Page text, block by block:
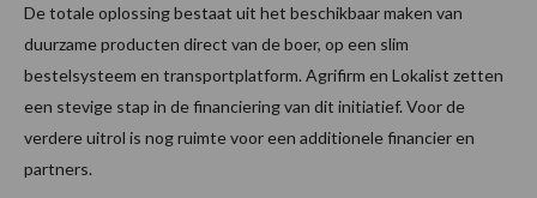
De totale oplossing bestaat uit het beschikbaar maken van
duurzame producten direct van de boer, op een slim
bestelsysteem en transportplatform. Agrifirm en Lokalist zetten
een stevige stap in de financiering van dit initiatief. Voor de
verdere uitrol is nog ruimte voor een additionele financier en
partners.